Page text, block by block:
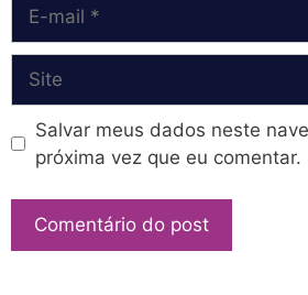
mail
Salvar meus dados neste
próxima vez que eu comentar.